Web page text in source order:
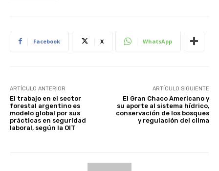
Facebook X WhatsApp
ARTÍCULO ANTERIOR
El trabajo en el sector
forestal argentino es
modelo global por sus
prácticas en seguridad
laboral, según la OIT
ARTÍCULO SIGUIENTE
El Gran Chaco Americano y
su aporte al sistema hídrico,
conservación de los bosques
y regulación del clima